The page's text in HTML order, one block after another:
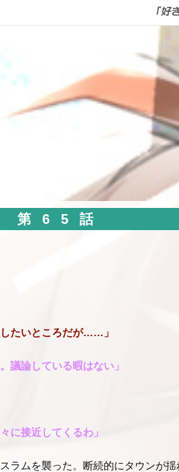
第65話
したいところだが……」
議論している暇はない」
に接近してくるわ」
ラムを襲った。断続的にタウンが